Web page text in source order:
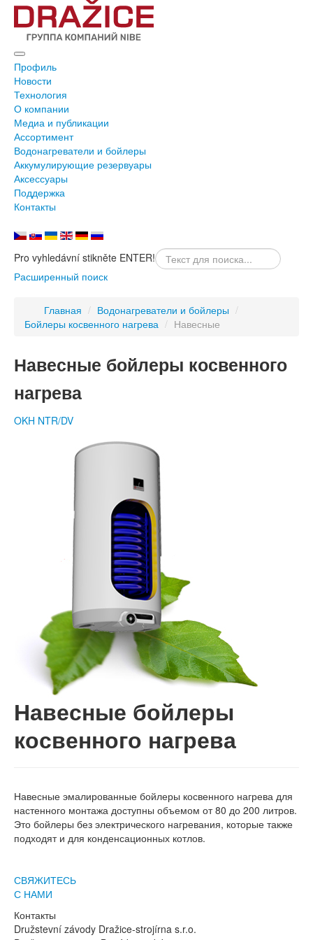
Профиль
Новости
Технология
О компании
Медиа и публикации
Ассортимент
Водонагреватели и бойлеры
Аккумулирующие резервуары
Аксессуары
Поддержка
Контакты
Pro vyhledávní stikněte ENTER!
Расширенный поиск
Главная / Водонагреватели и бойлеры /
Бойлеры косвенного нагрева / Навесные
Навесные бойлеры косвенного
нагрева
OKH NTR/DV
Навесные бойлеры
косвенного нагрева
Навесные эмалированные бойлеры косвенного нагрева для
настенного монтажа доступны объемом от 80 до 200 литров.
Это бойлеры без электрического нагревания, которые также
подходят и для конденсационных котлов.
СВЯЖИТЕСЬ
С НАМИ
Контакты
Družstevní závody Dražice-strojírna s.r.o.